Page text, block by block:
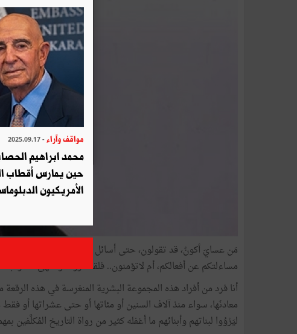
مَن عسايَ أكونُ، قد تقولون، حتى أسائل أصحابَ المقام العالي؟
مساءلتكم عن أفعالكم، أم لاتؤمنون.. فلقد قررتُ وانتهى الأمر،
أنا فرد من أفراد هذه المجموعة البشرية المنغرسة في هذه
معادنَها، سواء منذ آلاف السنين أو مئاتها أو حتى عشراتها أو
ليَرْوُوا لبناتهم وأبنائهم ما أغفله كثير من رواة التاريخ
مواقف وآراء - 2025.09.17
محمد ابراهيم
حين يمارس أقطاب
الأمريكيون